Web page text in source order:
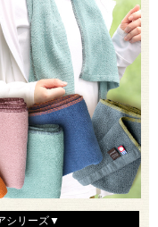
シリーズ▼